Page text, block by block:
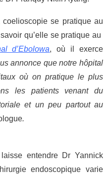
se pratique au
qu’elle se pratique au
d’Ebolowa, où il exerce
annonce que notre hôpital
où on pratique le plus
les patients venant du
et un peu partout au
.
entendre Dr Yannick
endoscopique varie